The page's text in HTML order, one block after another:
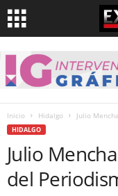
Inicio Hidalgo Julio
HIDALGO
Julio
del